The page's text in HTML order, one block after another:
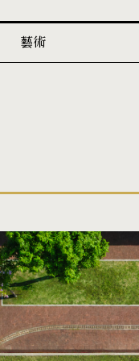
藝術